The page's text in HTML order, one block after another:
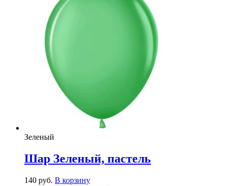
Зеленый
Шар Зеленый, пастель
140 руб. В корзину